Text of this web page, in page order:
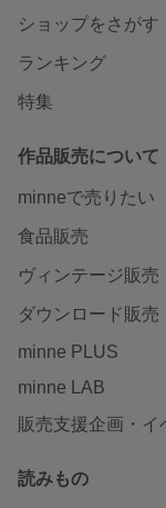
ショップをさがす
ランキング
特集
作品販売について
minneで売りたい
食品販売
ヴィンテージ販売
ダウンロード販売
minne PLUS
minne LAB
販売支援企画・イ
読みもの